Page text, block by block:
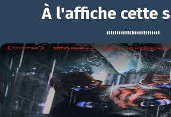
Alter Ego
Alter Ego Bande-
À l'affiche cette
BOUCHRA
mer 05/08